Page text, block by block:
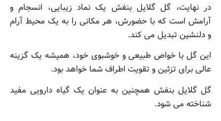
در نهایت، گل گلایل بنفش یک نماد زیبایی، انسجام و
آرامش است که با حضورش، هر مکانی را به یک محیط آرام
و دلنشین تبدیل می کند.
این گل با خواص طبیعی و خوشبوی خود، همیشه یک گزینه
عالی برای تزئین و تقویت اطراف شما خواهد بود.
گل گلایل بنفش همچنین به عنوان یک گیاه دارویی مفید
شناخته می شود.